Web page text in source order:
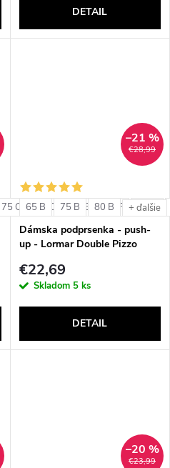
DETAIL
75 C 75 D 75 E 75 F 80 C
€28,99
–21 %
65 B 75 B 80 B + ďalšie
Dámska podprsenka - push-
up - Lormar Double Pizzo
€22,69
Skladom 5 ks
DETAIL
€23,99
–20 %